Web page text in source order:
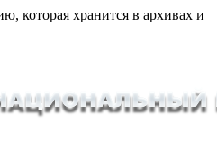
которая хранится в архивах и